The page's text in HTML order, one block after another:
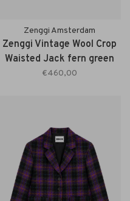
Zenggi Amsterdam
Zenggi Vintage Wool Crop
Waisted Jack fern green
€460,00